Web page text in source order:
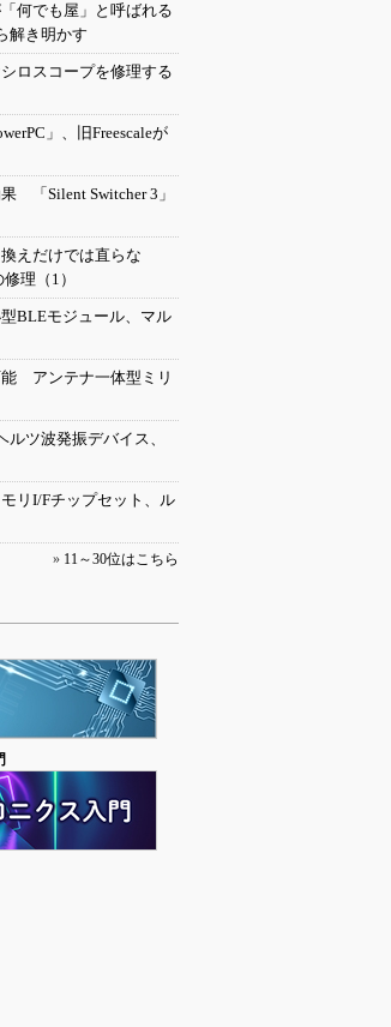
何でも屋」と呼ばれる
解き明かす
ロスコープを修理する
」、旧Freescaleが
「Silent Switcher 3」
えだけでは直らな
理（1）
BLEモジュール、マル
アンテナ一体型ミリ
ルツ波発振デバイス、
リI/Fチップセット、ル
» 11～30位はこちら